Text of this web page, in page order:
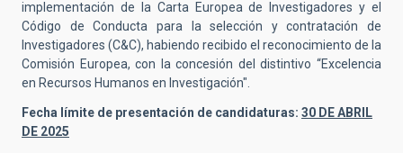
implementación de la Carta Europea de Investigadores y el
Código de Conducta para la selección y contratación de
Investigadores (C&C), habiendo recibido el reconocimiento de la
Comisión Europea, con la concesión del distintivo “Excelencia
en Recursos Humanos en Investigación".
Fecha límite de presentación de candidaturas: 30 DE ABRIL
DE 2025